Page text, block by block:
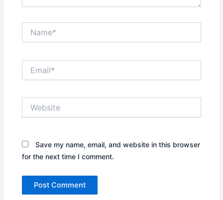
Save my name, email, and website in this browser
for the next time I comment.